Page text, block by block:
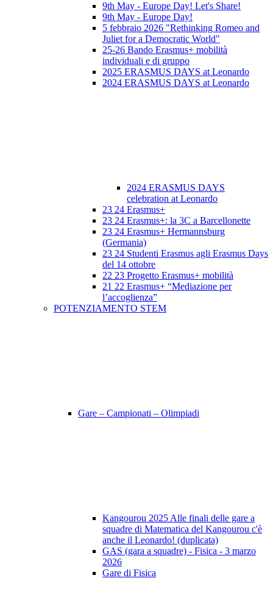
9th May - Europe Day! Let's Share!
9th May - Europe Day!
5 febbraio 2026 "Rethinking Romeo and
Juliet for a Democratic World"
25-26 Bando Erasmus+ mobilità
individuali e di gruppo
2025 ERASMUS DAYS at Leonardo
2024 ERASMUS DAYS at Leonardo
2024 ERASMUS DAYS
celebration at Leonardo
23 24 Erasmus+
23 24 Erasmus+: la 3C a Barcellonette
23 24 Erasmus+ Hermannsburg
(Germania)
23 24 Studenti Erasmus agli Erasmus Days
del 14 ottobre
22 23 Progetto Erasmus+ mobilità
21 22 Erasmus+ “Mediazione per
l’accoglienza”
POTENZIAMENTO STEM
Gare – Campionati – Olimpiadi
Kangourou 2025 Alle finali delle gare a
squadre di Matematica del Kangourou c'è
anche il Leonardo! (duplicata)
GAS (gara a squadre) - Fisica - 3 marzo
2026
Gare di Fisica